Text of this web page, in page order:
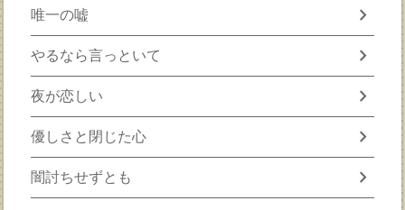
唯一の嘘 chevron_right
やるなら言っといて chevron_right
夜が恋しい chevron_right
優しさと閉じた心 chevron_right
闇討ちせずとも chevron_right